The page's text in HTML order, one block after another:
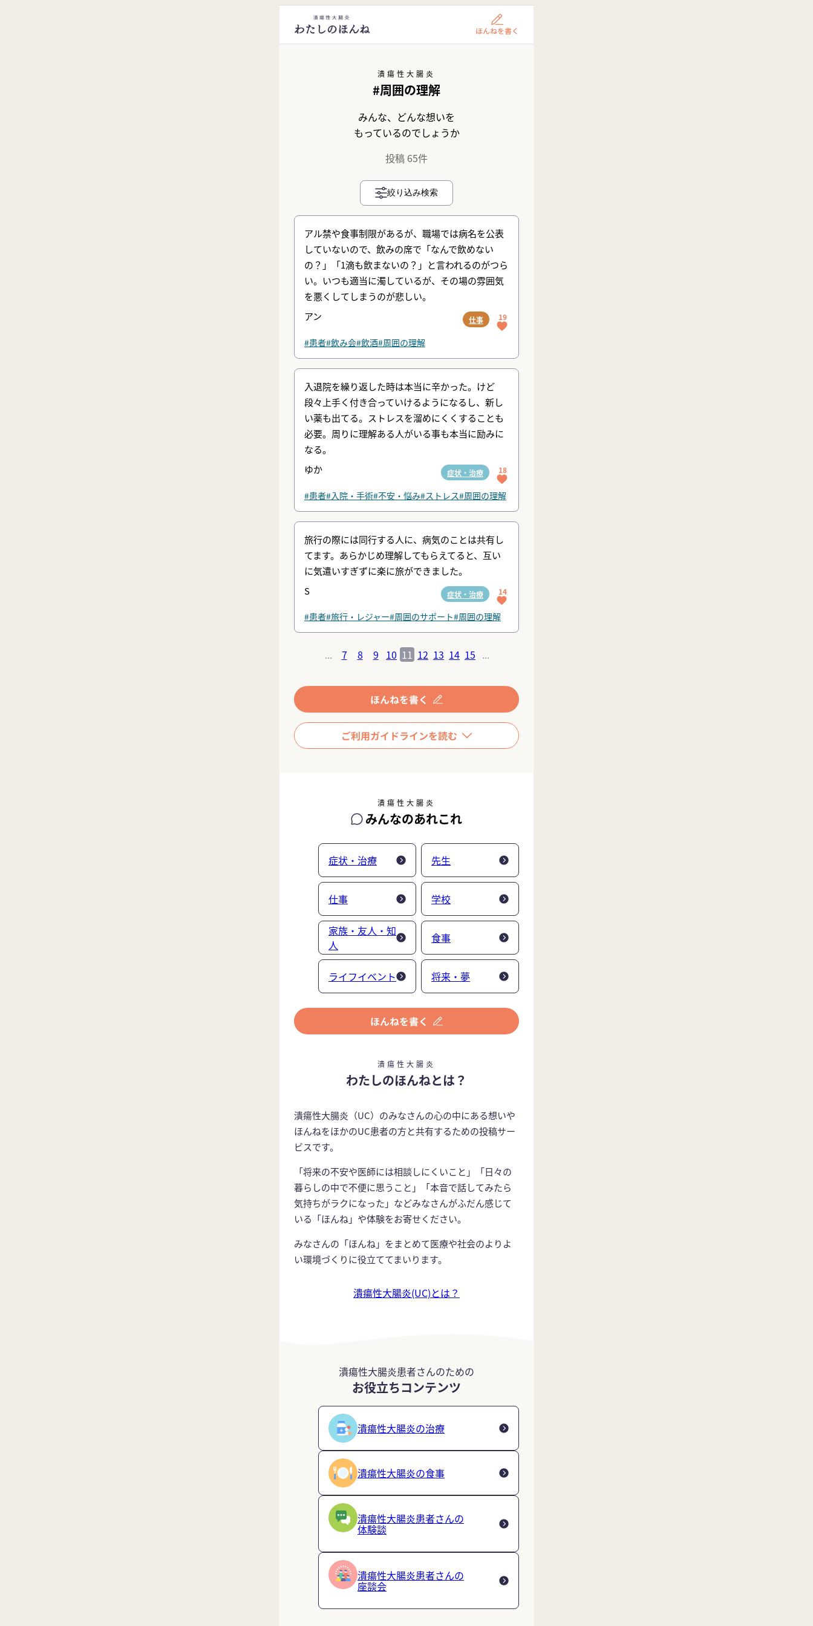
潰瘍性大腸炎
#周囲の理解
みんな、どんな想いを
もっているのでしょうか
投稿 65件
絞り込み検索
アル禁や食事制限があるが、職場では病名を公表
していないので、飲みの席で「なんで飲めない
の？」「1滴も飲まないの？」と言われるのがつら
い。いつも適当に濁しているが、その場の雰囲気
を悪くしてしまうのが悲しい。
アン
仕事 19
#患者#飲み会#飲酒#周囲の理解
入退院を繰り返した時は本当に辛かった。けど
段々上手く付き合っていけるようになるし、新し
い薬も出てる。ストレスを溜めにくくすることも
必要。周りに理解ある人がいる事も本当に励みに
なる。
ゆか
症状・治療 18
#患者#入院・手術#不安・悩み#ストレス#周囲の理解
旅行の際には同行する人に、病気のことは共有し
てます。あらかじめ理解してもらえてると、互い
に気遣いすぎずに楽に旅ができました。
S
症状・治療 14
#患者#旅行・レジャー#周囲のサポート#周囲の理解
... 7 8 9 10 11 12 13 14 15 ...
潰瘍性大腸炎
みんなのあれこれ
症状・治療 先生
仕事 学校
家族・友人・知
人
食事
ライフイベント 将来・夢
潰瘍性大腸炎
わたしのほんねとは？
潰瘍性大腸炎（UC）のみなさんの心の中にある想いや
ほんねをほかのUC患者の方と共有するための投稿サー
ビスです。
「将来の不安や医師には相談しにくいこと」「日々の
暮らしの中で不便に思うこと」「本音で話してみたら
気持ちがラクになった」などみなさんがふだん感じて
いる「ほんね」や体験をお寄せください。
みなさんの「ほんね」をまとめて医療や社会のよりよ
い環境づくりに役立ててまいります。
潰瘍性大腸炎(UC)とは？
潰瘍性大腸炎患者さんのための
お役立ちコンテンツ
潰瘍性大腸炎の治療
潰瘍性大腸炎の食事
潰瘍性大腸炎患者さんの
体験談
潰瘍性大腸炎患者さんの
座談会